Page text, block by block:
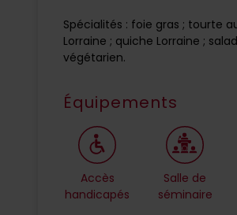
Spécialités : foie gras ; tourte
Lorraine ; quiche Lorraine ;
végétarien.
Équipements
Accès
handicapés
Salle de
séminaire